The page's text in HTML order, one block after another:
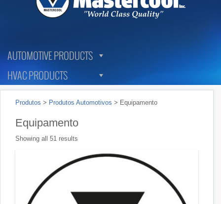
AUTOMOTIVE PRODUCTS
HVAC PRODUCTS
Produtos > Produtos Automotivos > Equipamento
Equipamento
Showing all 51 results